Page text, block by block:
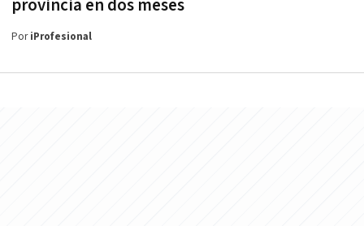
provincia en dos meses
PoriProfesional